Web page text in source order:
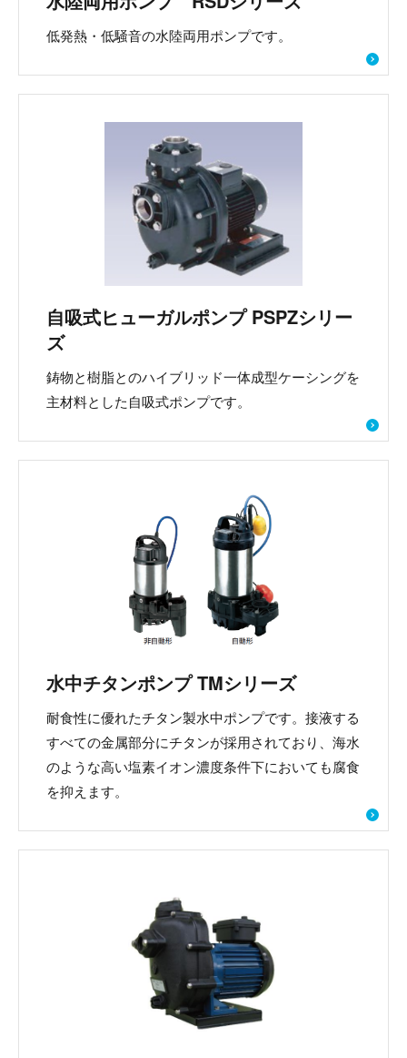
低発熱・低騒音の水陸両用ポンプです。
自吸式ヒューガルポンプ PSPZシリー
ズ
鋳物と樹脂とのハイブリッド一体成型ケーシングを
主材料とした自吸式ポンプです。
水中チタンポンプ TMシリーズ
耐食性に優れたチタン製水中ポンプです。接液する
すべての金属部分にチタンが採用されており、海水
のような高い塩素イオン濃度条件下においても腐食
を抑えます。